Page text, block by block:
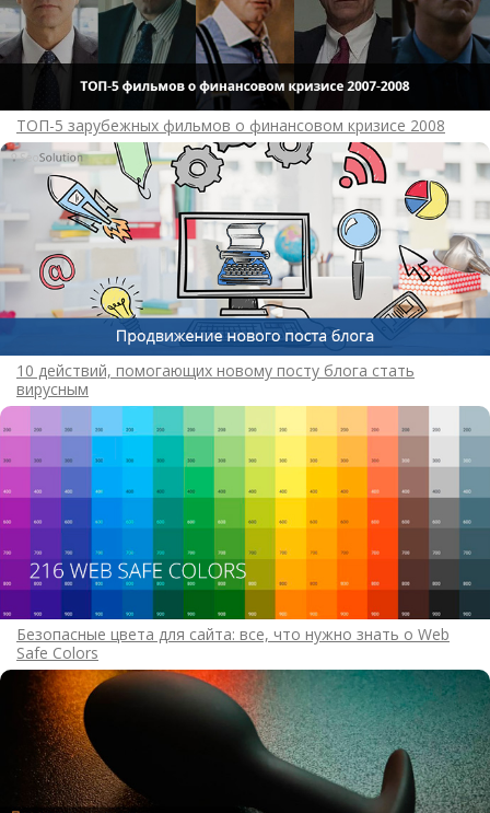
ТОП-5 зарубежных фильмов о финансовом кризисе 2008
10 действий, помогающих новому посту блога стать
вирусным
Безопасные цвета для сайта: все, что нужно знать о Web
Safe Colors